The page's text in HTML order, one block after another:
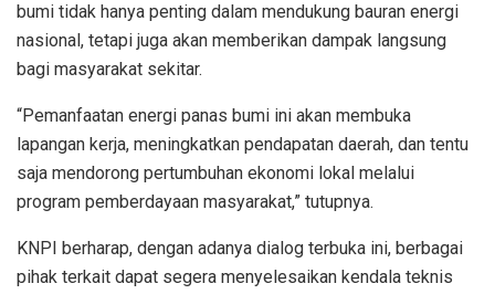
bumi tidak hanya penting dalam mendukung bauran energi
nasional, tetapi juga akan memberikan dampak langsung
bagi masyarakat sekitar.
“Pemanfaatan energi panas bumi ini akan membuka
lapangan kerja, meningkatkan pendapatan daerah, dan tentu
saja mendorong pertumbuhan ekonomi lokal melalui
program pemberdayaan masyarakat,” tutupnya.
KNPI berharap, dengan adanya dialog terbuka ini, berbagai
pihak terkait dapat segera menyelesaikan kendala teknis